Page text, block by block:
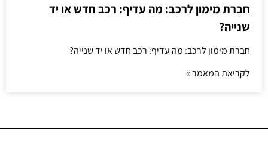
חברת מימון לרכב: מה עדיף: רכב חדש או יד
שנייה?
חברת מימון לרכב: מה עדיף: רכב חדש או יד שנייה?
לקריאת המאמר »